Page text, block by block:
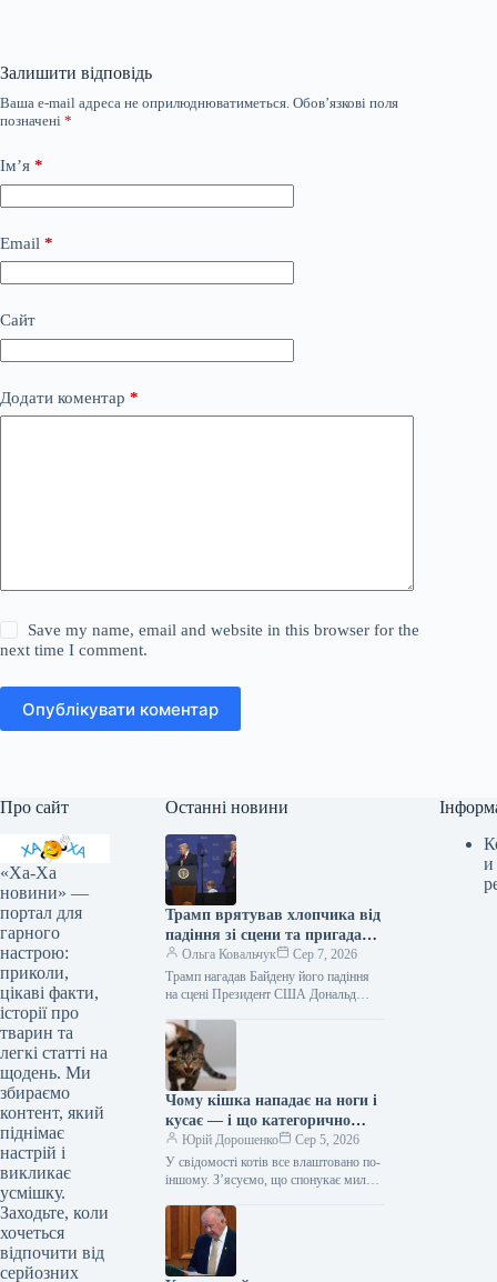
Залишити відповідь
Ваша e-mail адреса не оприлюднюватиметься. Обов’язкові поля
позначені *
Ім’я *
Email *
Сайт
Додати коментар *
Save my name, email and website in this browser for the
next time I comment.
Опублікувати коментар
Про сайт
«Ха-Ха
новини» —
портал для
гарного
настрою:
приколи,
цікаві факти,
історії про
тварин та
легкі статті на
щодень. Ми
збираємо
контент, який
піднімає
настрій і
викликає
усмішку.
Заходьте, коли
хочеться
відпочити від
серйозних
Останні новини
Трамп врятував хлопчика від
падіння зі сцени та пригадав
Байдена (відео)
Ольга Ковальчук
Сер 7, 2026
Трамп нагадав Байдену його падіння
на сцені Президент США Дональд
сцени та обмовився про…
Чому кішка нападає на ноги і
кусає — і що категорично
заборонено робити у відповідь
Юрій Дорошенко
Сер 5, 2026
У свідомості котів все влаштовано по-
іншому. З’ясуємо, що спонукає милу
домашнього бешкетника, і як
повернути спокій…
и